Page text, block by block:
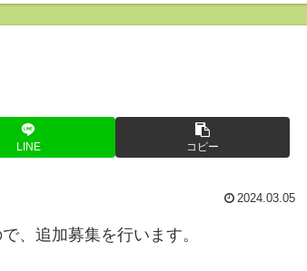
LINE コピー
2024.03.05
、追加募集を行います。